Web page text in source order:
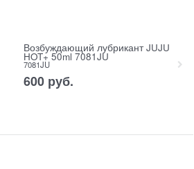
Возбуждающий лубрикант JUJU
HOT+ 50ml 7081JU
7081JU
600 руб.